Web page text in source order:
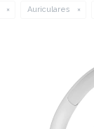
Auriculares